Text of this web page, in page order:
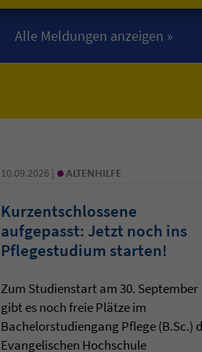
10.09.2026 | • ALTENHILFE
Kurzentschlossene
aufgepasst: Jetzt noch ins
Pflegestudium starten!
Zum Studienstart am 30. September
gibt es noch freie Plätze im
Bachelorstudiengang Pflege (B.Sc.)
Evangelischen Hochschule